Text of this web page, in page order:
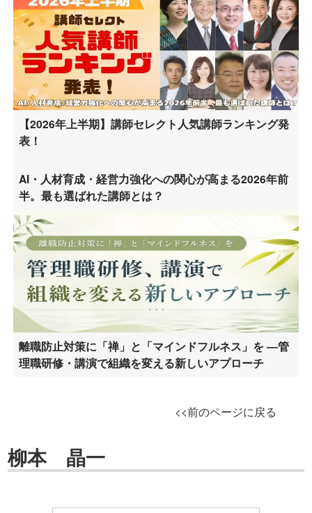
【2026年上半期】講師セレクト人気講師ランキング発
表！
AI・人材育成・経営力強化への関心が高まる2026年前
半。最も選ばれた講師とは？
離職防止対策に「禅」と「マインドフルネス」を ―管
理職研修・講演で組織を変える新しいアプローチ
<<前のページに戻る
柳本 晶一